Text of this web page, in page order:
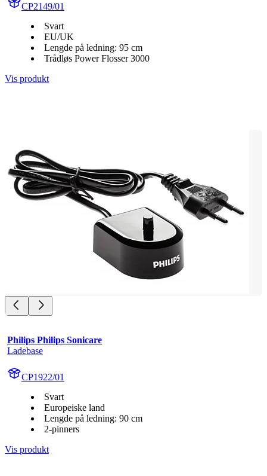
CP2149/01
Svart
EU/UK
Lengde på ledning: 95 cm
Trådløs Power Flosser 3000
Vis produkt
Philips Philips Sonicare
Ladebase
CP1922/01
Svart
Europeiske land
Lengde på ledning: 90 cm
2-pinners
Vis produkt